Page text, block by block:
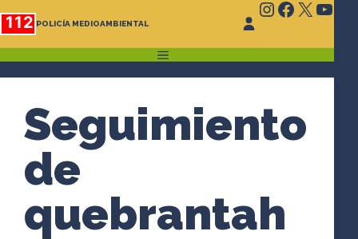
Saltar
al
contenido
112 POLICÍA MEDIOAMBIENTAL
Instagram
X
MENÚ
Seguimiento
de
quebrantah